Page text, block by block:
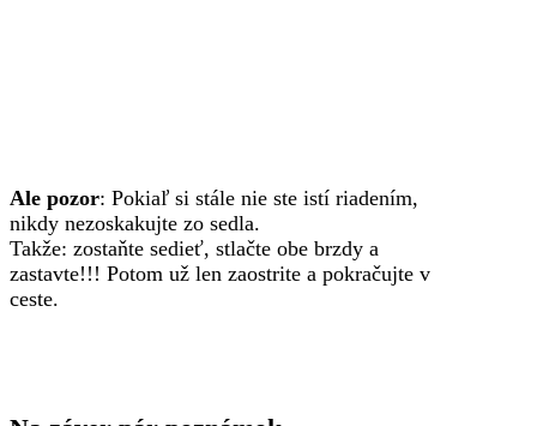
Ale pozor: Pokiaľ si stále nie ste istí riadením,
nikdy nezoskakujte zo sedla.
Takže: zostaňte sedieť, stlačte obe brzdy a
zastavte!!! Potom už len zaostrite a pokračujte v
ceste.